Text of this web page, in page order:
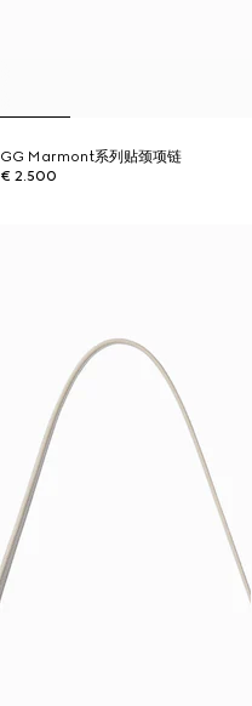
GG Marmont系列贴颈项链
€ 2.500